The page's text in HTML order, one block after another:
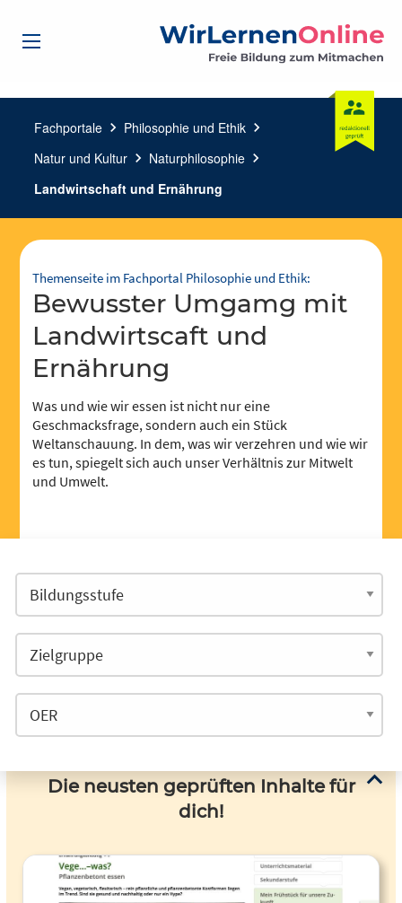
Fachportale chevron_right Philosophie und Ethik chevron_right
Natur und Kultur chevron_right Naturphilosophie chevron_right
Landwirtschaft und Ernährung
Themenseite im Fachportal Philosophie und Ethik:
bewusster Umgamg mit
Landwirtscaft und
Ernährung
Was und wie wir essen ist nicht nur eine
Geschmacksfrage, sondern auch ein Stück
Weltanschauung. In dem, was wir verzehren und wie wir
es tun, spiegelt sich auch unser Verhältnis zur Mitwelt
und Umwelt.
Die neusten geprüften Inhalte für
dich!